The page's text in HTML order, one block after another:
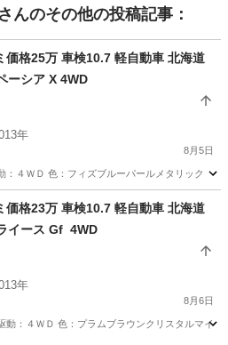
さんのその他の投稿記事：
価格25万 車検10.7 軽自動車 北海道
ーシア X 4WD
年
8月5日
：４ＷＤ 色：フィズブルーパールメタリック
その他 スペーシア
価格23万 車検10.7 軽自動車 北海道
イース Gf 4WD
年
8月6日
動：４ＷＤ 色：プラムブラウンクリスタルマイ